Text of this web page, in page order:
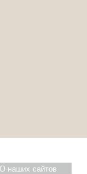
сайтов